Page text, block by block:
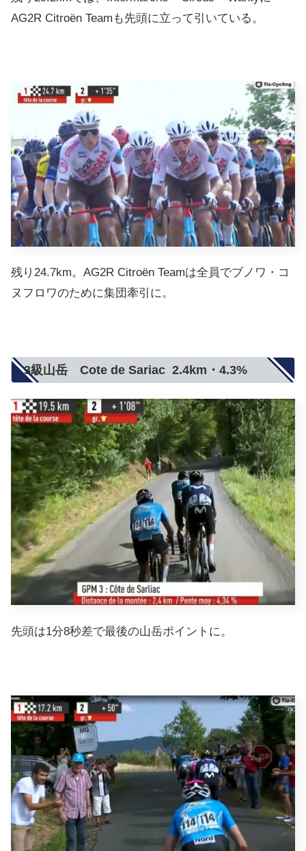
AG2R Citroën Teamも先頭に立って引いている。
残り24.7km。AG2R Citroën Teamは全員でブノワ・コ
ヌフロワのために集団牽引に。
3級山岳 Cote de Sariac 2.4km・4.3%
先頭は1分8秒差で最後の山岳ポイントに。